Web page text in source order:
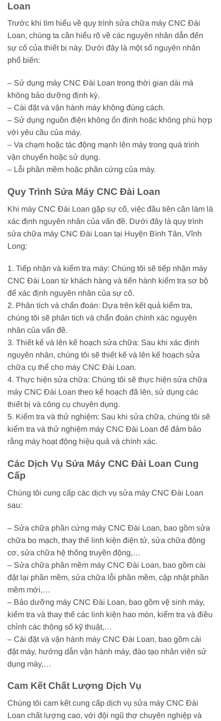
Loan
Trước khi tìm hiểu về quy trình sửa chữa máy CNC Đài
Loan, chúng ta cần hiểu rõ về các nguyên nhân dẫn đến
sự cố của thiết bị này. Dưới đây là một số nguyên nhân
phổ biến:
– Sử dụng máy CNC Đài Loan trong thời gian dài mà
không bảo dưỡng định kỳ.
– Cài đặt và vận hành máy không đúng cách.
– Sử dụng nguồn điện không ổn định hoặc không phù hợp
với yêu cầu của máy.
– Va chạm hoặc tác động mạnh lên máy trong quá trình
vận chuyển hoặc sử dụng.
– Lỗi phần mềm hoặc phần cứng của máy.
Quy Trình Sửa Máy CNC Đài Loan
Khi máy CNC Đài Loan gặp sự cố, việc đầu tiên cần làm là
xác định nguyên nhân của vấn đề. Dưới đây là quy trình
sửa chữa máy CNC Đài Loan tại Huyện Bình Tân, Vĩnh
Long:
1. Tiếp nhận và kiểm tra máy: Chúng tôi sẽ tiếp nhận máy
CNC Đài Loan từ khách hàng và tiến hành kiểm tra sơ bộ
để xác định nguyên nhân của sự cố.
2. Phân tích và chẩn đoán: Dựa trên kết quả kiểm tra,
chúng tôi sẽ phân tích và chẩn đoán chính xác nguyên
nhân của vấn đề.
3. Thiết kế và lên kế hoạch sửa chữa: Sau khi xác định
nguyên nhân, chúng tôi sẽ thiết kế và lên kế hoạch sửa
chữa cụ thể cho máy CNC Đài Loan.
4. Thực hiện sửa chữa: Chúng tôi sẽ thực hiện sửa chữa
máy CNC Đài Loan theo kế hoạch đã lên, sử dụng các
thiết bị và công cụ chuyên dụng.
5. Kiểm tra và thử nghiệm: Sau khi sửa chữa, chúng tôi sẽ
kiểm tra và thử nghiệm máy CNC Đài Loan để đảm bảo
rằng máy hoạt động hiệu quả và chính xác.
Các Dịch Vụ Sửa Máy CNC Đài Loan Cung
Cấp
Chúng tôi cung cấp các dịch vụ sửa máy CNC Đài Loan
sau:
– Sửa chữa phần cứng máy CNC Đài Loan, bao gồm sửa
chữa bo mạch, thay thế linh kiện điện tử, sửa chữa động
cơ, sửa chữa hệ thống truyền động,…
– Sửa chữa phần mềm máy CNC Đài Loan, bao gồm cài
đặt lại phần mềm, sửa chữa lỗi phần mềm, cập nhật phần
mềm mới,…
– Bảo dưỡng máy CNC Đài Loan, bao gồm vệ sinh máy,
kiểm tra và thay thế các linh kiện hao mòn, kiểm tra và điều
chỉnh các thông số kỹ thuật,…
– Cài đặt và vận hành máy CNC Đài Loan, bao gồm cài
đặt máy, hướng dẫn vận hành máy, đào tạo nhân viên sử
dụng máy,…
Cam Kết Chất Lượng Dịch Vụ
Chúng tôi cam kết cung cấp dịch vụ sửa máy CNC Đài
Loan chất lượng cao, với đội ngũ thợ chuyên nghiệp và